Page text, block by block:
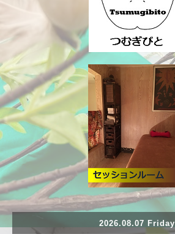
2026.08.07 Friday